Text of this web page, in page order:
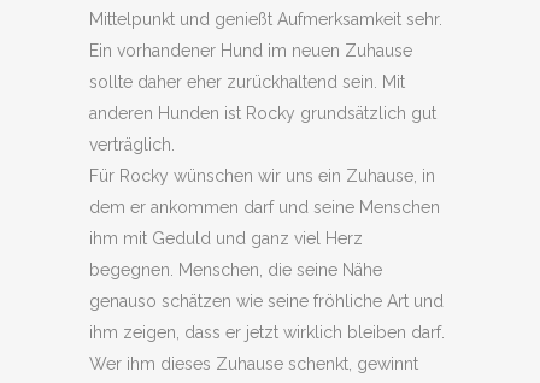
Mittelpunkt und genießt Aufmerksamkeit sehr.
Ein vorhandener Hund im neuen Zuhause
sollte daher eher zurückhaltend sein. Mit
anderen Hunden ist Rocky grundsätzlich gut
verträglich.
Für Rocky wünschen wir uns ein Zuhause, in
dem er ankommen darf und seine Menschen
ihm mit Geduld und ganz viel Herz
begegnen. Menschen, die seine Nähe
genauso schätzen wie seine fröhliche Art und
ihm zeigen, dass er jetzt wirklich bleiben darf.
Wer ihm dieses Zuhause schenkt, gewinnt